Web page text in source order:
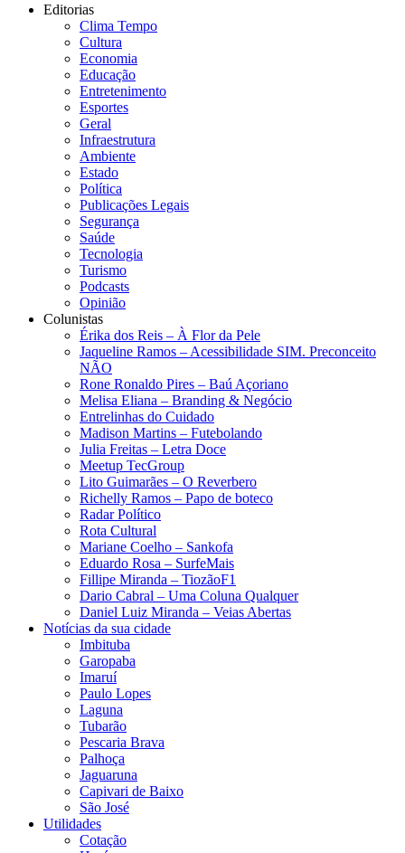
Editorias
Clima Tempo
Cultura
Economia
Educação
Entretenimento
Esportes
Geral
Infraestrutura
Ambiente
Estado
Política
Publicações Legais
Segurança
Saúde
Tecnologia
Turismo
Podcasts
Opinião
Colunistas
Érika dos Reis​ – À Flor da Pele
Jaqueline Ramos – Acessibilidade SIM. Preconceito
NÃO
Rone Ronaldo Pires – Baú Açoriano
Melisa Eliana – Branding & Negócio
Entrelinhas do Cuidado
Madison Martins – Futebolando
Julia Freitas​ – Letra Doce
Meetup TecGroup
Lito Guimarães – O Reverbero
Richelly Ramos​ – Papo de boteco
Radar Político
Rota Cultural
Mariane Coelho – Sankofa
Eduardo Rosa​ – SurfeMais
Fillipe Miranda – TiozãoF1
Dario Cabral – Uma Coluna Qualquer
Daniel Luiz Miranda – Veias Abertas
Notícias da sua cidade
Imbituba
Garopaba
Imaruí
Paulo Lopes
Laguna
Tubarão
Pescaria Brava
Palhoça
Jaguaruna
Capivari de Baixo
São José
Utilidades
Cotação